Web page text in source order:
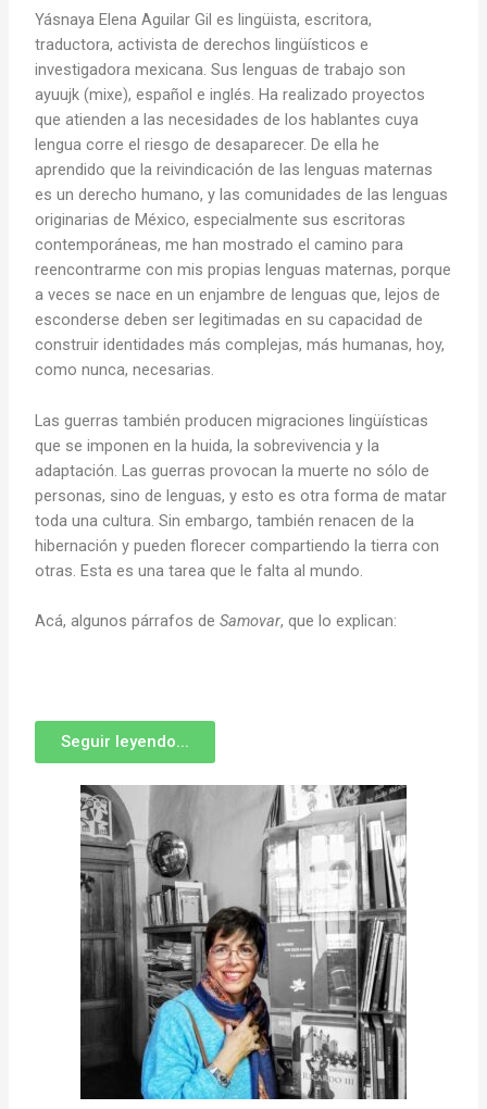
Yásnaya Elena Aguilar Gil es lingüista, escritora,
traductora, activista de derechos lingüísticos e
investigadora mexicana. Sus lenguas de trabajo son
ayuujk (mixe), español e inglés. Ha realizado proyectos
que atienden a las necesidades de los hablantes cuya
lengua corre el riesgo de desaparecer. De ella he
aprendido que la reivindicación de las lenguas maternas
es un derecho humano, y las comunidades de las lenguas
originarias de México, especialmente sus escritoras
contemporáneas, me han mostrado el camino para
reencontrarme con mis propias lenguas maternas, porque
a veces se nace en un enjambre de lenguas que, lejos de
esconderse deben ser legitimadas en su capacidad de
construir identidades más complejas, más humanas, hoy,
como nunca, necesarias.
Las guerras también producen migraciones lingüísticas
que se imponen en la huida, la sobrevivencia y la
adaptación. Las guerras provocan la muerte no sólo de
personas, sino de lenguas, y esto es otra forma de matar
toda una cultura. Sin embargo, también renacen de la
hibernación y pueden florecer compartiendo la tierra con
otras. Esta es una tarea que le falta al mundo.
Acá, algunos párrafos deSamovar, que lo explican:
Seguir leyendo...